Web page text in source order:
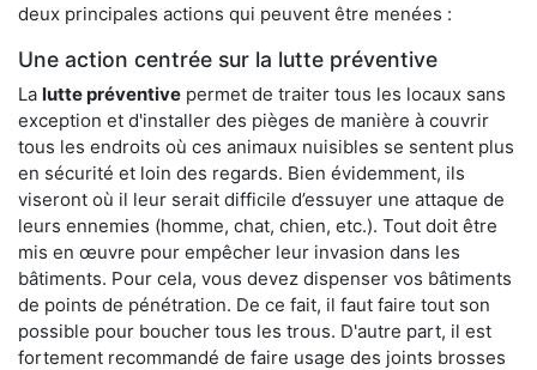
deux principales actions qui peuvent être menées :
Une action centrée sur la lutte préventive
La lutte préventive permet de traiter tous les locaux sans
exception et d'installer des pièges de manière à couvrir
tous les endroits où ces animaux nuisibles se sentent plus
en sécurité et loin des regards. Bien évidemment, ils
viseront où il leur serait difficile d’essuyer une attaque de
leurs ennemies (homme, chat, chien, etc.). Tout doit être
mis en œuvre pour empêcher leur invasion dans les
bâtiments. Pour cela, vous devez dispenser vos bâtiments
de points de pénétration. De ce fait, il faut faire tout son
possible pour boucher tous les trous. D'autre part, il est
fortement recommandé de faire usage des joints brosses